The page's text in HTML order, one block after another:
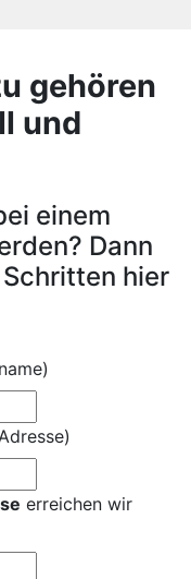
gehören
und
einem
Dann
hier
erreichen wir